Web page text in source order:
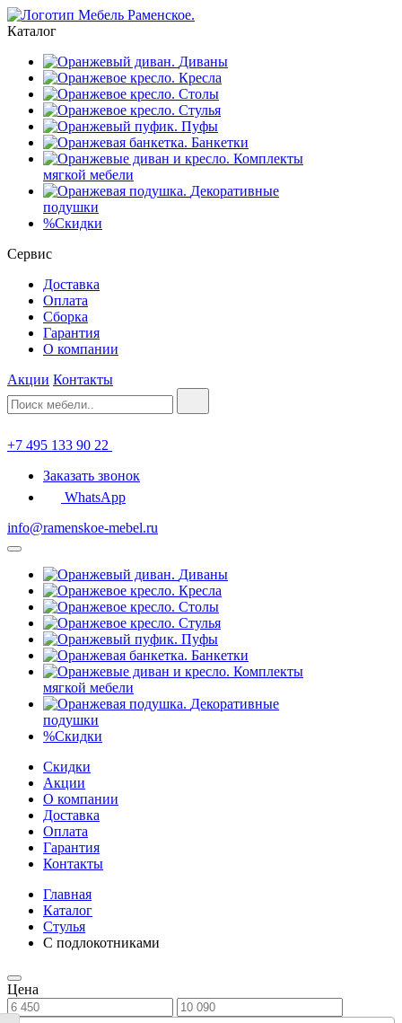
Каталог
Диваны
Кресла
Столы
Стулья
Пуфы
Банкетки
Комплекты
мягкой мебели
Декоративные
подушки
%Скидки
Сервис
Доставка
Оплата
Сборка
Гарантия
О компании
Акции Контакты
+7 495 133 90 22
Заказать звонок
WhatsApp
info@ramenskoe-mebel.ru
Диваны
Кресла
Столы
Стулья
Пуфы
Банкетки
Комплекты
мягкой мебели
Декоративные
подушки
%Скидки
Скидки
Акции
О компании
Доставка
Оплата
Гарантия
Контакты
Главная
Каталог
Стулья
С подлокотниками
Цена